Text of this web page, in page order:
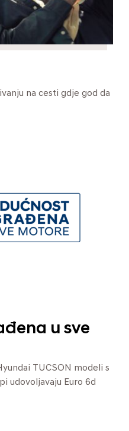
na cesti gdje god da
u sve
TUCSON modeli s
udovoljavaju Euro 6d